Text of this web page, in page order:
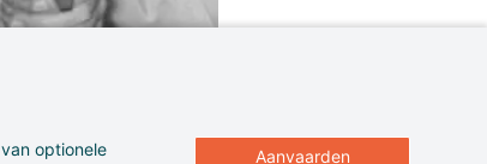
optionele
Aanvaarden